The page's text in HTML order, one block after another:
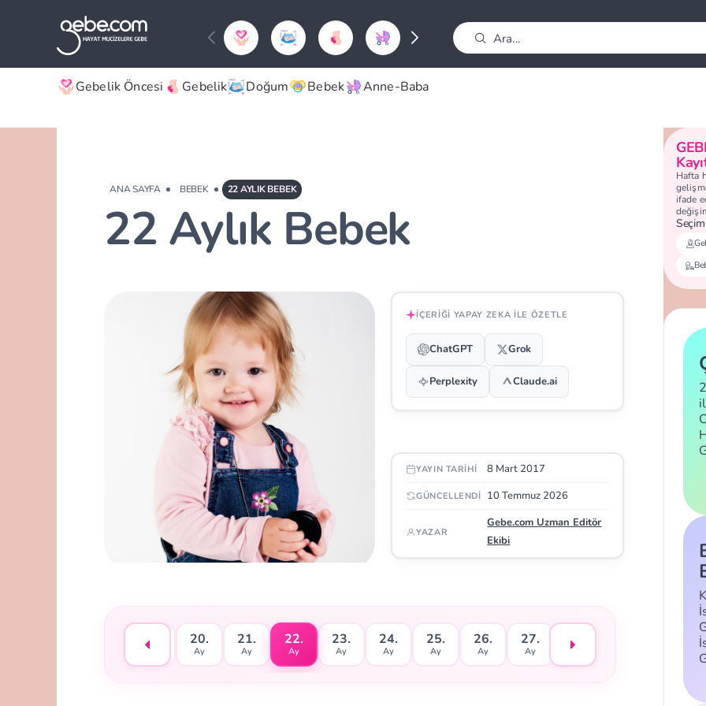
Gebelik Öncesi Gebelik Doğum Bebek Anne-Baba
ANA SAYFA BEBEK 22 AYLIK BEBEK
22 Aylık Bebek
İÇERIĞI YAPAY ZEKA ILE ÖZETLE
ChatGPT Grok
Perplexity Claude.ai
YAYIN TARIHI 8 Mart 2017
GÜNCELLENDI 10 Temmuz 2026
YAZAR
Gebe.com Uzman Editör
Ekibi
19.
Ay
20.
Ay
21.
Ay
22.
Ay
23.
Ay
24.
Ay
25.
Ay
26.
Ay
27.
Ay
28.
Ay
Hafta
ifade